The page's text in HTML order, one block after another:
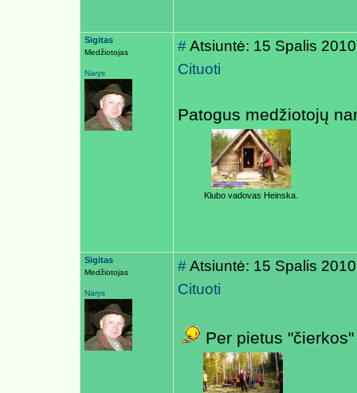
Sigitas
Medžiotojas
Narys
#Atsiuntė: 15 Spalis
Cituoti
Patogus medžiotojų
Klubo vadovas Heinska.
Sigitas
Medžiotojas
Narys
#Atsiuntė: 15 Spalis
Cituoti
Per pietus